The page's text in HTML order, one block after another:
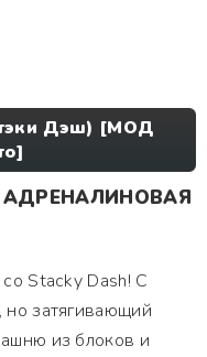
Дэш) [МОД
АДРЕНАЛИНОВАЯ
Stacky Dash! С
но затягивающий
из блоков и